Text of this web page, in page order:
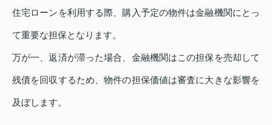
住宅ローンを利用する際、購入予定の物件は金融機関にとっ
て重要な担保となります。
万が一、返済が滞った場合、金融機関はこの担保を売却して
残債を回収するため、物件の担保価値は審査に大きな影響を
及ぼします。